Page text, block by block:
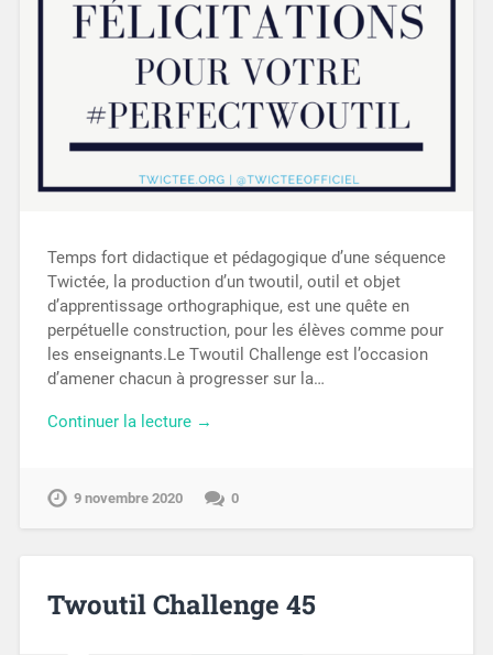
Temps fort didactique et pédagogique d’une séquence
Twictée, la production d’un twoutil, outil et objet
d’apprentissage orthographique, est une quête en
perpétuelle construction, pour les élèves comme pour
les enseignants.Le Twoutil Challenge est l’occasion
d’amener chacun à progresser sur la…
Continuer la lecture →
9 novembre 2020 0
Twoutil Challenge 45